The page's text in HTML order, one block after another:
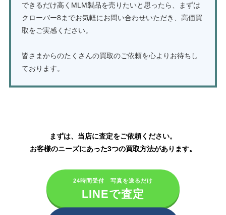
できるだけ高くMLM製品を売りたいと思ったら、まずは
クローバー8までお気軽にお問い合わせいただき、高価買
取をご実感ください。
皆さまからのたくさんの買取のご依頼を心よりお待ちし
ております。
まずは、当店に査定をご依頼ください。
お客様のニーズにあった3つの買取方法があります。
24時間受付 写真を送るだけ
LINEで査定